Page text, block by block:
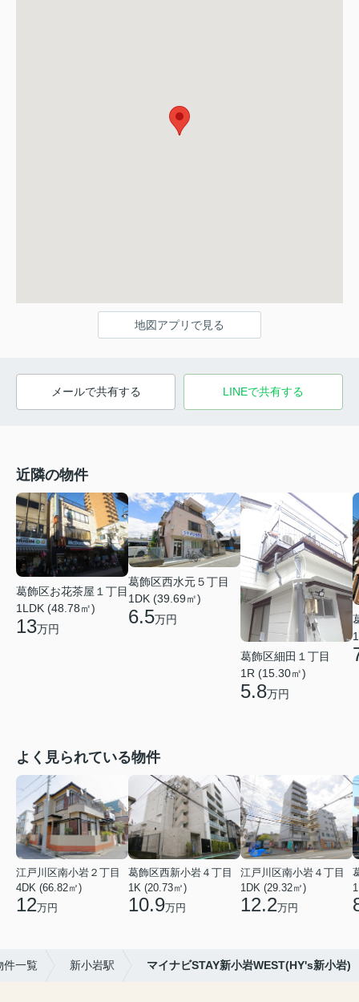
地図アプリで見る
メールで共有する LINEで共有する
近隣の物件
葛飾区お花茶屋１丁目
1LDK (48.78㎡)
13万円
葛飾区西水元５丁目
1DK (39.69㎡)
6.5万円
葛飾区細田１丁目
1R (15.30㎡)
5.8万円
よく見られている物件
江戸川区南小岩２丁目
4DK (66.82㎡)
12万円
葛飾区西新小岩４丁目
1K (20.73㎡)
10.9万円
江戸川区南小岩４丁目
1DK (29.32㎡)
12.2万円
件一覧 新小岩駅 マイナビSTAY新小岩WEST(HY's新小岩)